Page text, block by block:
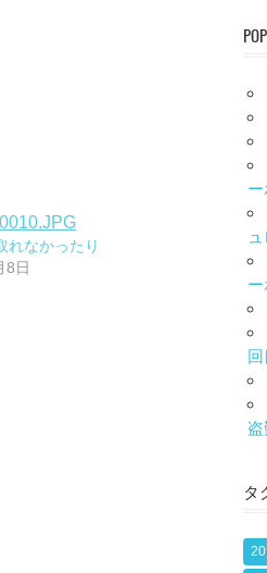
れなかったり
8日
ー
ー
回
タ